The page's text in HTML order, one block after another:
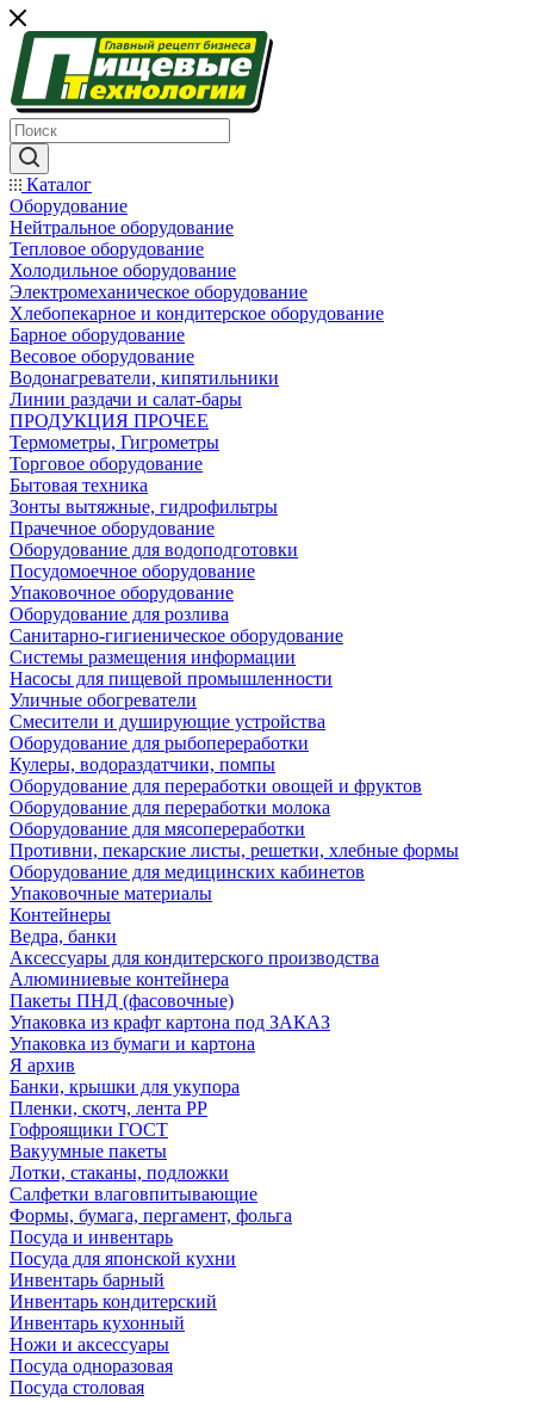
Каталог
Оборудование
Нейтральное оборудование
Тепловое оборудование
Холодильное оборудование
Электромеханическое оборудование
Хлебопекарное и кондитерское оборудование
Барное оборудование
Весовое оборудование
Водонагреватели, кипятильники
Линии раздачи и салат-бары
ПРОДУКЦИЯ ПРОЧЕЕ
Термометры, Гигрометры
Торговое оборудование
Бытовая техника
Зонты вытяжные, гидрофильтры
Прачечное оборудование
Оборудование для водоподготовки
Посудомоечное оборудование
Упаковочное оборудование
Оборудование для розлива
Санитарно-гигиеническое оборудование
Системы размещения информации
Насосы для пищевой промышленности
Уличные обогреватели
Смесители и душирующие устройства
Оборудование для рыбопереработки
Кулеры, водораздатчики, помпы
Оборудование для переработки овощей и фруктов
Оборудование для переработки молока
Оборудование для мясопереработки
Противни, пекарские листы, решетки, хлебные формы
Оборудование для медицинских кабинетов
Упаковочные материалы
Контейнеры
Ведра, банки
Аксессуары для кондитерского производства
Алюминиевые контейнера
Пакеты ПНД (фасовочные)
Упаковка из крафт картона под ЗАКАЗ
Упаковка из бумаги и картона
Я архив
Банки, крышки для укупора
Пленки, скотч, лента РР
Гофроящики ГОСТ
Вакуумные пакеты
Лотки, стаканы, подложки
Салфетки влаговпитывающие
Формы, бумага, пергамент, фольга
Посуда и инвентарь
Посуда для японской кухни
Инвентарь барный
Инвентарь кондитерский
Инвентарь кухонный
Ножи и аксессуары
Посуда одноразовая
Посуда столовая